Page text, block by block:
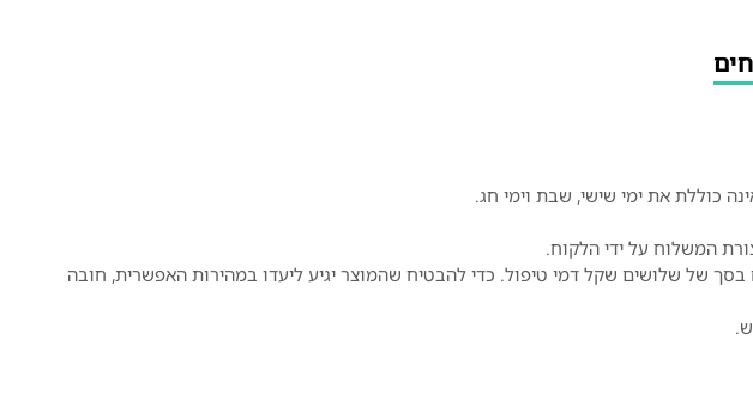
כוללת את ימי שישי, שבת וימי חג.
המשלוח על ידי הלקוח.
של שלושים שקל דמי טיפול. כדי להבטיח שהמוצר יגיע ליעדו במהירות האפשרית, חובה